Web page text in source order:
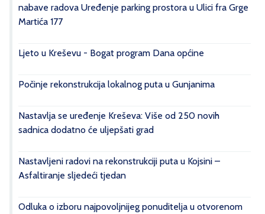
nabave radova Uređenje parking prostora u Ulici fra Grge
Martića 177
Ljeto u Kreševu - Bogat program Dana općine
Počinje rekonstrukcija lokalnog puta u Gunjanima
Nastavlja se uređenje Kreševa: Više od 250 novih
sadnica dodatno će uljepšati grad
Nastavljeni radovi na rekonstrukciji puta u Kojsini –
Asfaltiranje sljedeći tjedan
Odluka o izboru najpovoljnijeg ponuditelja u otvorenom